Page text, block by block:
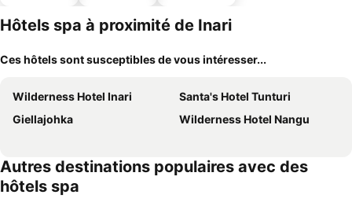
Hôtels spa à proximité de Inari
Ces hôtels sont susceptibles de vous intéresser...
Wilderness Hotel Inari
Santa's Hotel Tunturi
Giellajohka
Wilderness Hotel Nangu
Autres destinations populaires avec des
hôtels spa